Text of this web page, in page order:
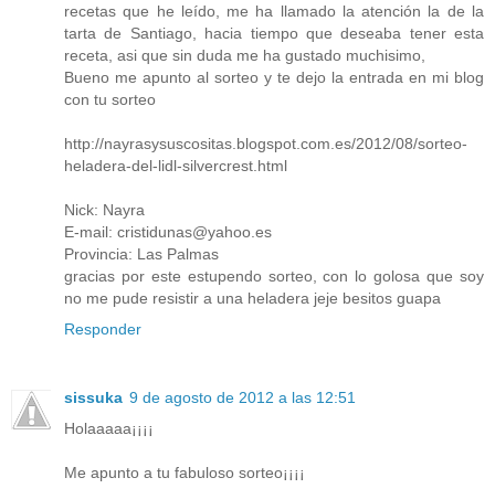
recetas que he leído, me ha llamado la atención la de la
tarta de Santiago, hacia tiempo que deseaba tener esta
receta, asi que sin duda me ha gustado muchisimo,
Bueno me apunto al sorteo y te dejo la entrada en mi blog
con tu sorteo
http://nayrasysuscositas.blogspot.com.es/2012/08/sorteo-
heladera-del-lidl-silvercrest.html
Nick: Nayra
E-mail: cristidunas@yahoo.es
Provincia: Las Palmas
gracias por este estupendo sorteo, con lo golosa que soy
no me pude resistir a una heladera jeje besitos guapa
Responder
sissuka 9 de agosto de 2012 a las 12:51
Holaaaaa¡¡¡¡
Me apunto a tu fabuloso sorteo¡¡¡¡